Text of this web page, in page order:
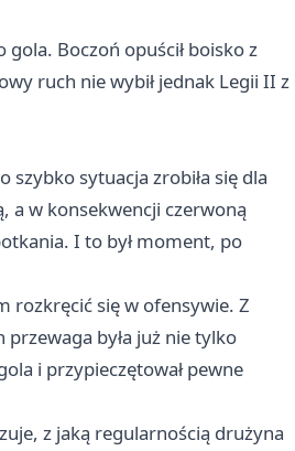
Boczoń opuścił boisko z
ruch nie wybił jednak Legii II z
szybko sytuacja zrobiła się dla
a w konsekwencji czerwoną
I to był moment, po
rozkręcić się w ofensywie. Z
była już nie tylko
i przypieczętował pewne
z jaką regularnością drużyna